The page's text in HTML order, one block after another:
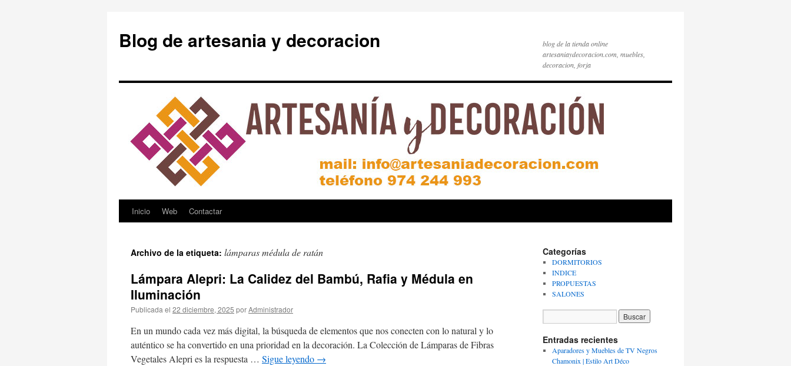
Blog de artesania y decoracion
blog de la tienda online
artesaniaydecoracion.com, muebles,
decoracion, forja
Saltar
contenido
Inicio Web Contactar
Archivo de la etiqueta: lámparas médula de ratán
Lámpara Alepri: La Calidez del Bambú, Rafia y Médula en
Iluminación
Publicada el 22 diciembre, 2025 porAdministrador
En un mundo cada vez más digital, la búsqueda de elementos que nos conecten con lo natural y lo
auténtico se ha convertido en una prioridad en la decoración. La Colección de Lámparas de Fibras
Vegetales Alepri es la respuesta … Sigue leyendo →
Categorías
DORMITORIOS
INDICE
PROPUESTAS
SALONES
Entradas recientes
Aparadores y Muebles de TV Negros
Chamonix | Estilo Art Déco